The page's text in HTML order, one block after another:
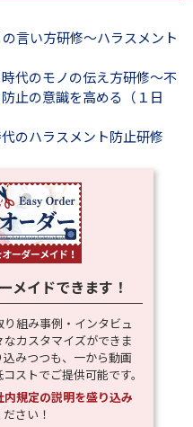
言い方研修～ハラスメント
代のモノの伝え方研修～不
止の意識を高める（１日
のハラスメント防止研修
メイドできます！
組み事例・インタビュ
カスタマイズができま
みつつも、一から動画
ストでご提供可能です。
内規定の説明を盛り込み
さい！